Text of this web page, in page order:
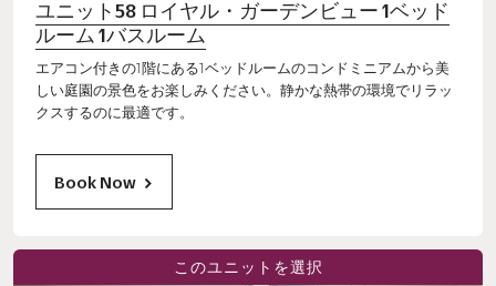
ユニット58 ロイヤル・ガーデンビュー 1ベッド
ルーム 1バスルーム
エアコン付きの1階にある1ベッドルームのコンドミニアムから美
しい庭園の景色をお楽しみください。静かな熱帯の環境でリラッ
クスするのに最適です。
Book Now
このユニットを選択